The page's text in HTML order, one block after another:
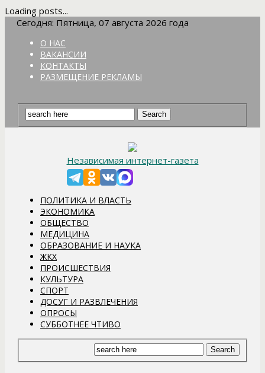
Loading posts...
Сегодня: Пятница, 07 августа 2026 года
О НАС
ВАКАНСИИ
КОНТАКТЫ
РАЗМЕЩЕНИЕ РЕКЛАМЫ
Независимая интернет-газета
ПОЛИТИКА И ВЛАСТЬ
ЭКОНОМИКА
ОБЩЕСТВО
МЕДИЦИНА
ОБРАЗОВАНИЕ И НАУКА
ЖКХ
ПРОИСШЕСТВИЯ
КУЛЬТУРА
СПОРТ
ДОСУГ И РАЗВЛЕЧЕНИЯ
ОПРОСЫ
СУББОТНЕЕ ЧТИВО